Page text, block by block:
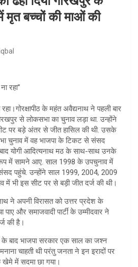
मृत बच्चों की माओं की
रहा”
के महंत अवैद्यनाथ ने पहली बार
से लोकसभा का चुनाव लड़ा था. उन्होंने
पर बड़े अंतर से जीत हासिल की थी. उसके
चुनाव में वह भाजपा के टिकट से संसद
योगी आदित्यनाथ मठ के साथ-साथ उनके
रूप में सामने आए. साल 1998 के उपचुनाव में
संसद पहुंचे. उन्होंने साल 1999, 2004, 2009
भी इस सीट पर से बड़ी जीत दर्ज की थी।
ने अपनी विरासत को उत्तर प्रदेश के
पाए और समाजवादी पार्टी के उम्मीदवार ने
की है।
बाद भाजपा सरकार एक साल का जश्न
चाहती थी परंतु जनता ने इन इरादों पर
खेमे में सदमा छा गया।